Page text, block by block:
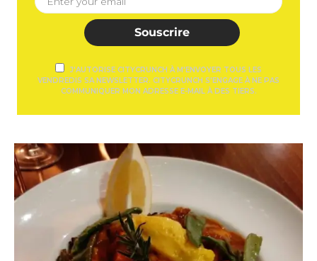
Souscrire
J'AUTORISE CITYCRUNCH À M'ENVOYER TOUS LES
VENDREDIS SA NEWSLETTER. CITYCRUNCH S'ENGAGE À NE PAS
COMMUNIQUER MON ADRESSE E-MAIL À DES TIERS.